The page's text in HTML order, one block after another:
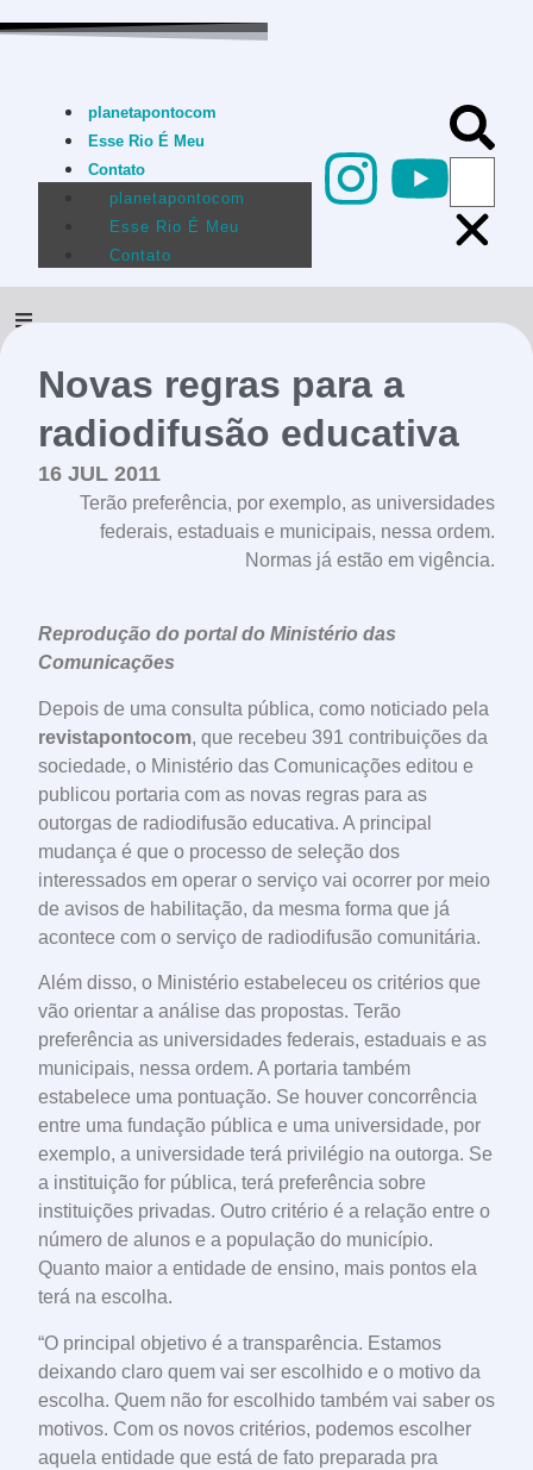
planetapontocom
Esse Rio É Meu
Contato
planetapontocom
Esse Rio É Meu
Contato
Novas regras para a
radiodifusão educativa
16 JUL 2011
Terão preferência, por exemplo, as universidades
federais, estaduais e municipais, nessa ordem.
Normas já estão em vigência.
Reprodução do portal do Ministério das
Comunicações
Depois de uma consulta pública, como noticiado pela
revistapontocom, que recebeu 391 contribuições da
sociedade, o Ministério das Comunicações editou e
publicou portaria com as novas regras para as
outorgas de radiodifusão educativa. A principal
mudança é que o processo de seleção dos
interessados em operar o serviço vai ocorrer por meio
de avisos de habilitação, da mesma forma que já
acontece com o serviço de radiodifusão comunitária.
Além disso, o Ministério estabeleceu os critérios que
vão orientar a análise das propostas. Terão
preferência as universidades federais, estaduais e as
municipais, nessa ordem. A portaria também
estabelece uma pontuação. Se houver concorrência
entre uma fundação pública e uma universidade, por
exemplo, a universidade terá privilégio na outorga. Se
a instituição for pública, terá preferência sobre
instituições privadas. Outro critério é a relação entre o
número de alunos e a população do município.
Quanto maior a entidade de ensino, mais pontos ela
terá na escolha.
“O principal objetivo é a transparência. Estamos
deixando claro quem vai ser escolhido e o motivo da
escolha. Quem não for escolhido também vai saber os
motivos. Com os novos critérios, podemos escolher
aquela entidade que está de fato preparada pra